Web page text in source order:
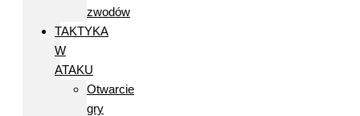
zwodów
TAKTYKA
W
ATAKU
Otwarcie
gry